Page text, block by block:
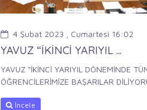
4 Şubat 2023 , Cumartesi 16:02
YAVUZ “İKİNCİ YARIYIL ...
YAVUZ “İKİNCİ YARIYIL DÖNEMİNDE
ÖĞRENCİLERİMİZE BAŞARILAR
İncele